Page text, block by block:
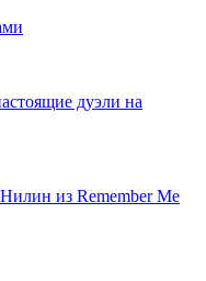
дуэли на
из Remember Me